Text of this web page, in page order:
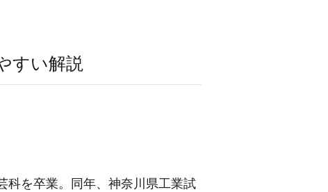
すい解説
科を卒業。同年、神奈川県工業試